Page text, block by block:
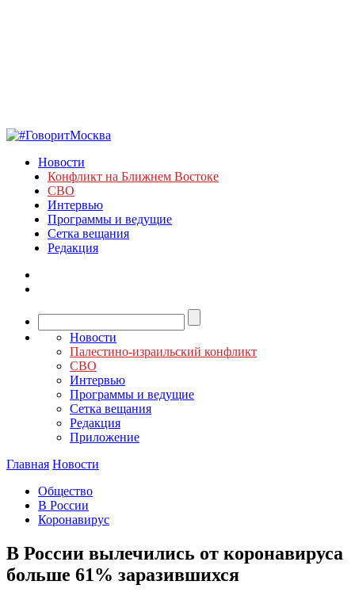
Новости
Конфликт на Ближнем Востоке
СВО
Интервью
Программы и ведущие
Сетка вещания
Редакция
Новости
Палестино-израильский конфликт
СВО
Интервью
Программы и ведущие
Сетка вещания
Редакция
Приложение
Главная Новости
Общество
В России
Коронавирус
В России вылечились от коронавируса
больше 61% заразившихся